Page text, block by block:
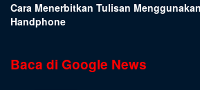
Cara Menerbitkan Tulisan
Handphone
Baca di Google News